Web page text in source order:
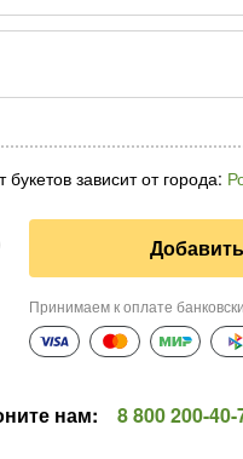
букетов зависит от города:
Принимаем к оплате
нам: 8 800 200-40-